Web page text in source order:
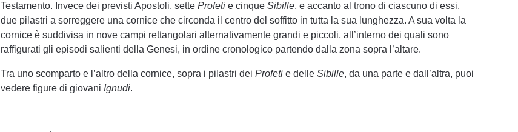
Testamento. Invece dei previsti Apostoli, setteProfeti e cinqueSibille, e accanto al trono di ciascuno di essi,
due pilastri a sorreggere una cornice che circonda il centro del soffitto in tutta la sua lunghezza. A sua volta la
cornice è suddivisa in nove campi rettangolari alternativamente grandi e piccoli, all’interno dei quali sono
raffigurati gli episodi salienti della Genesi, in ordine cronologico partendo dalla zona sopra l’altare.
Tra uno scomparto e l’altro della cornice, sopra i pilastri deiProfeti e delleSibille, da una parte e dall’altra, puoi
vedere figure di giovani Ignudi.